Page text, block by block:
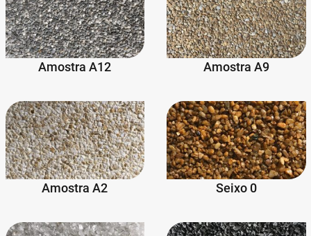
Amostra A12 Amostra A9
Amostra A2 Seixo 0